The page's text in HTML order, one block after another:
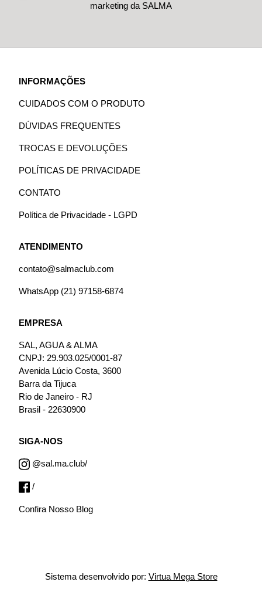
marketing da SALMA
INFORMAÇÕES
CUIDADOS COM O PRODUTO
DÚVIDAS FREQUENTES
TROCAS E DEVOLUÇÕES
POLÍTICAS DE PRIVACIDADE
CONTATO
Política de Privacidade - LGPD
ATENDIMENTO
contato@salmaclub.com
WhatsApp (21) 97158-6874
EMPRESA
SAL, AGUA & ALMA
CNPJ: 29.903.025/0001-87
Avenida Lúcio Costa, 3600
Barra da Tijuca
Rio de Janeiro - RJ
Brasil - 22630900
SIGA-NOS
@sal.ma.club/
/
Confira Nosso Blog
Sistema desenvolvido por: Virtua Mega Store